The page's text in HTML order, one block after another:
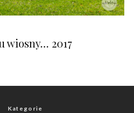
wiosny… 2017
Kategorie